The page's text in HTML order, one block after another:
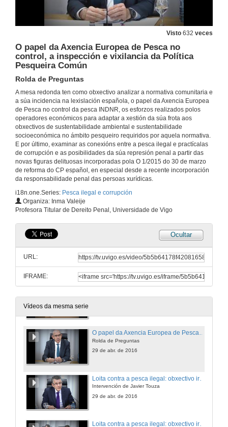
Visto 632 veces
O papel da Axencia Europea de Pesca no
control, a inspección e vixilancia da Política
Pesqueira Común
Rolda de Preguntas
A mesa redonda ten como obxectivo analizar a normativa comunitaria e
a súa incidencia na lexislación española, o papel da Axencia Europea
de Pesca no control da pesca INDNR, os esforzos realizados polos
operadores económicos para adaptar a xestión da súa frota aos
obxectivos de sustentabilidade ambiental e sustentabilidade
socioeconómica no ámbito pesqueiro requiridos por aquela normativa.
E por último, examinar as conexións entre a pesca ilegal e practícalas
de corrupción e as posibilidades da súa represión penal a partir das
novas figuras delituosas incorporadas pola O 1/2015 do 30 de marzo
de reforma do CP español, en especial desde a recente incorporación
da responsabilidade penal das persoas xurídicas.
i18n.one.Series: Pesca ilegal e corrupción
Organiza: Inma Valeije
Profesora Titular de Dereito Penal, Universidade de Vigo
Ocultar
URL:
IFRAME:
Vídeos da mesma serie
Apertura da Xornada: Pesca ilegal e corrupción
Medidas emprendidas pola UE contra a pesca ilegal
29 de abr. de 2016
O papel da Axencia Europea de Pesca no control, a inspección e vixilancia da Política Pesqueira Común
O papel da Axencia Europea de Pesca no control, a inspección e vixilancia da Política Pesqueira Común
Rolda de Preguntas
29 de abr. de 2016
Intervención de Javier Touza
29 de abr. de 2016
Loita contra a pesca ilegal: obxectivo irrenunciable en defensa da sustentabilidade